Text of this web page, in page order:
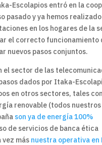
Escolapios entró en la
pasado y ya hemos
en los hogares de la
el correcto funcionamiento
nuevos pasos conjuntos.
el sector de las
dados por Itaka-
en otros sectores, tales
renovable (todos nuestros
son ya de energía 100%
de servicios de banca ética
vez más nuestra operativa en